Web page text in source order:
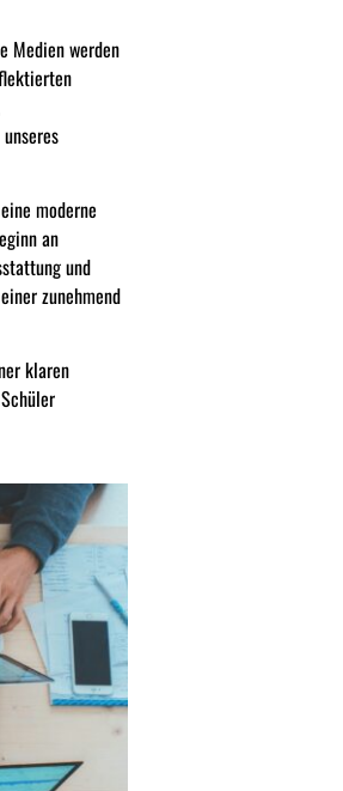
Medien werden
moderne
an
und
zunehmend
klaren